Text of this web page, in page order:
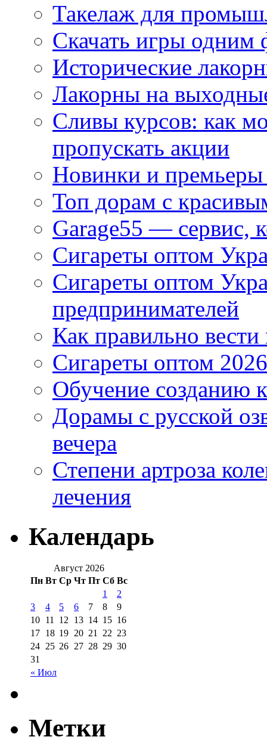
Такелаж для
Скачать игры одним
Исторические
Лакорны на
Сливы курсов: как
пропускать акции
Новинки и
Топ дорам с
Garage55 — сервис,
Сигареты оптом
Сигареты оптом
предпринимателей
Как правильно
Сигареты оптом
Обучение созданию
Дорамы с русской
вечера
Степени артроза
лечения
Календарь
Август 2026
Пн Вт Ср Чт Пт Сб Вс
« Июл
1
2
3
4 5 6 7 8
9
10 11 12 13 14 15 16
17 18 19 20 21 22 23
24 25 26 27 28 29 30
31
Метки